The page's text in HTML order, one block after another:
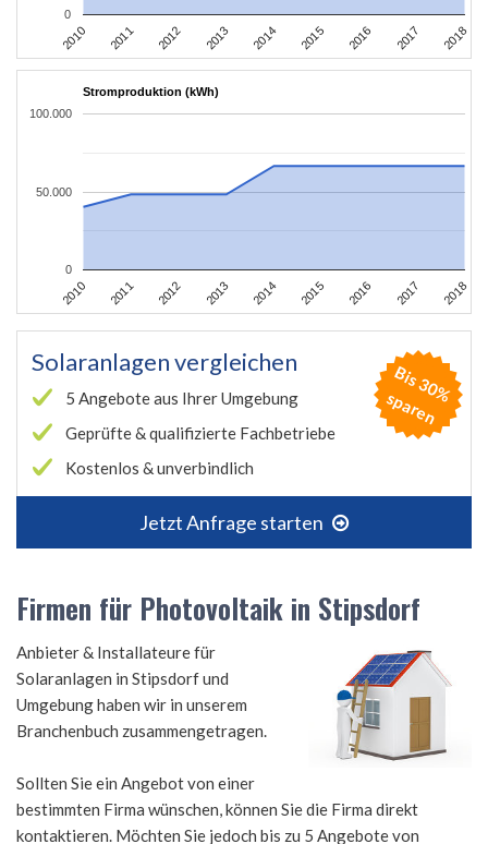
2010 2011 2012 2013 2014 2015 2016 2017 2018
0
Stromproduktion (kWh)
2010 2011 2012 2013 2014 2015 2016 2017 2018
0
50.000
100.000
Solaranlagen vergleichen
5 Angebote aus Ihrer Umgebung
Geprüfte & qualifizierte Fachbetriebe
Kostenlos & unverbindlich
Jetzt Anfrage starten
B
is
3
0
%
s
p
a
r
e
n
Firmen für Photovoltaik in Stipsdorf
Anbieter & Installateure für
Solaranlagen in Stipsdorf und
Umgebung haben wir in unserem
Branchenbuch zusammengetragen.
Sollten Sie ein Angebot von einer
bestimmten Firma wünschen, können Sie die Firma direkt
kontaktieren. Möchten Sie jedoch bis zu 5 Angebote von